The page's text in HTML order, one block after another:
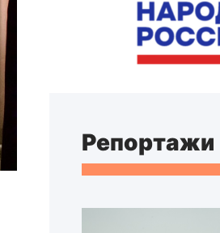
Репортажи